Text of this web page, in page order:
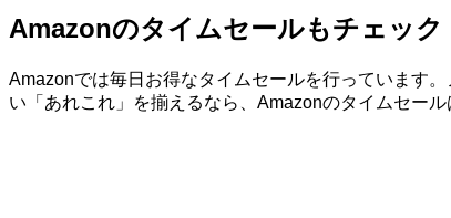
Amazonのタイムセールもチェック
Amazonでは毎日お得なタイムセールを行っています
い「あれこれ」を揃えるなら、Amazonのタイムセー